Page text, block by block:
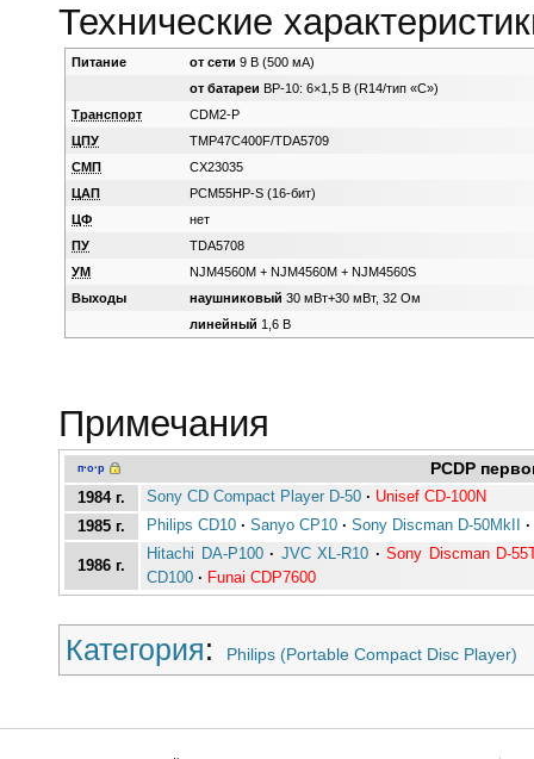
Технические
Питание от сети 9 В (500 мА)
от батареи BP-10: 6×1,5 В (R14/тип «C»)
Транспорт
CDM2-P
ЦПУ
TMP47C400F/TDA5709
СМП
CX23035
ЦАП
PCM55HP-S (16-бит)
ЦФ
нет
ПУ
TDA5708
УМ
NJM4560M + NJM4560M + NJM4560S
Выходы
наушниковый 30 мВт+30 мВт, 32 Ом
линейный 1,6 В
Примечания
п·о·р PCDP
1984 г. Sony CD Compact Player D-50 · Unisef CD-100N
1985 г.
Philips CD10 · Sanyo CP10 · Sony Discman D-50MkII ·
1986 г.
Hitachi DA-P100 · JVC XL-R10 · Sony Discman D-
CD100 · Funai CDP7600
Категория: Philips (Portable Compact Disc Player)